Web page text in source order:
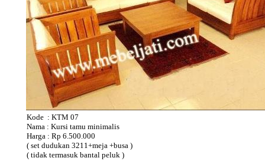
Kode : KTM 07
Nama : Kursi tamu minimalis
Harga : Rp 6.500.000
( set dudukan 3211+meja +busa )
( tidak termasuk bantal peluk )